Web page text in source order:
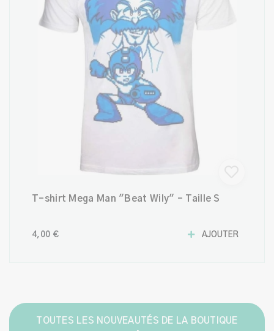
T-shirt Mega Man "Beat Wily" – Taille S
4,00 € AJOUTER
TOUTES LES NOUVEAUTÉS DE LA BOUTIQUE